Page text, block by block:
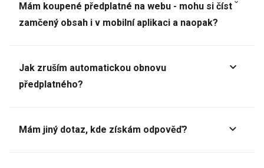
Mám koupené předplatné na webu - mohu si číst
zamčený obsah i v mobilní aplikaci a naopak?
Jak zruším automatickou obnovu
předplatného?
Mám jiný dotaz, kde získám odpověď?